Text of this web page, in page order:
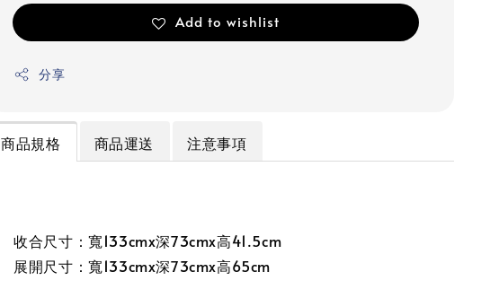
Add to wishlist
分享
商品規格 商品運送 注意事項
收合尺寸：寬133cmx深73cmx高41.5cm
展開尺寸：寬133cmx深73cmx高65cm